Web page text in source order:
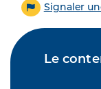
Signaler
Le